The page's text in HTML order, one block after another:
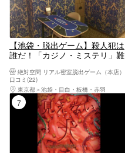
【池袋・脱出ゲーム】殺人犯は
誰だ！「カジノ・ミステリ」難
絶対空間 リアル密室脱出ゲーム（本店）
口コミ(22)
東京都
池袋・目白・板橋・赤羽
7位